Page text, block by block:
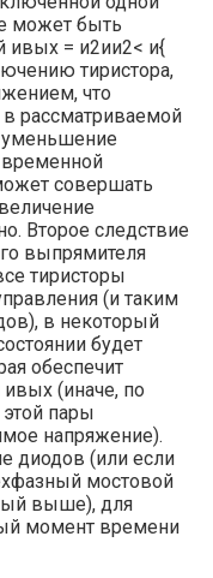
может быть
ивых = и2ии2< и{
тиристора,
что
рассматриваемой
уменьшение
временной
совершать
Второе следствие
выпрямителя
тиристоры
(и таким
в некоторый
будет
обеспечит
(иначе, по
пары
напряжение).
диодов (или если
мостовой
выше), для
момент времени